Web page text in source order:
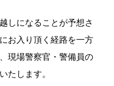
しになることが予想さ
お入り頂く経路を一方
現場警察官・警備員の
たします。